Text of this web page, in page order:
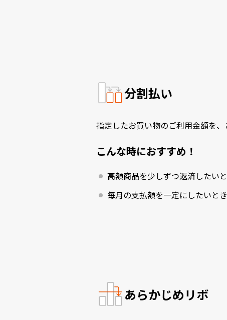
分割払い
指定したお買い物のご利用金額を
こんな時におすすめ！
高額商品を少しずつ返済したい
毎月の支払額を一定にしたいとき
あらかじめリボ